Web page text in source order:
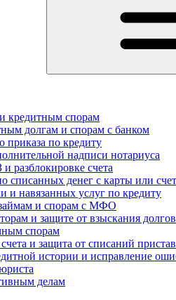
кредитным спорам
долгам и спорам с банком
приказа по кредиту
надписи нотариуса
разблокировке счета
списанных денег с карты или
и навязанных услуг по кредиту
и спорам с МФО
и защите от взыскания долгов
спорам
и защита от списаний
истории и исправление
делам